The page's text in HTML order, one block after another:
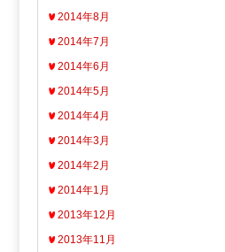
2014年8月
2014年7月
2014年6月
2014年5月
2014年4月
2014年3月
2014年2月
2014年1月
2013年12月
2013年11月